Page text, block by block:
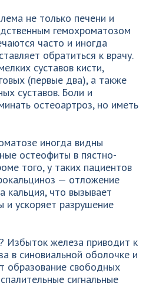
не только печени и
гемохроматозом
часто и иногда
обратиться к врачу.
суставов кисти,
(первые два), а также
суставов. Боли и
остеоартроз, но иметь
иногда видны
остеофиты в пястно-
того, у таких пациентов
— отложение
кальция, что вызывает
и ускоряет разрушение
Избыток железа приводит к
в синовиальной оболочке и
образование свободных
сигнальные